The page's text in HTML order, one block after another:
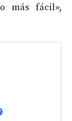
más fácil»,